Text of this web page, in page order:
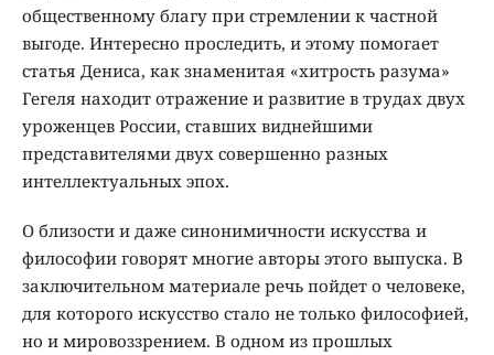
общественному благу при стремлении к частной
выгоде. Интересно проследить, и этому помогает
статья Дениса, как знаменитая «хитрость разума»
Гегеля находит отражение и развитие в трудах двух
уроженцев России, ставших виднейшими
представителями двух совершенно разных
интеллектуальных эпох.
О близости и даже синонимичности искусства и
философии говорят многие авторы этого выпуска. В
заключительном материале речь пойдет о человеке,
для которого искусство стало не только философией,
но и мировоззрением. В одном из прошлых